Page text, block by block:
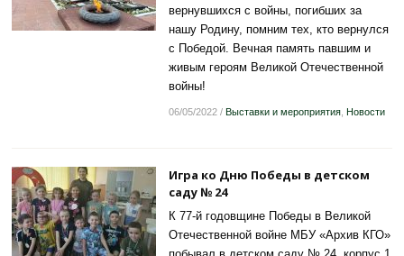
вернувшихся с войны, погибших за
нашу Родину, помним тех, кто вернулся
с Победой. Вечная память павшим и
живым героям Великой Отечественной
войны!
06/05/2022/ Выставки и мероприятия, Новости
Игра ко Дню Победы в детском
саду № 24
К 77-й годовщине Победы в Великой
Отечественной войне МБУ «Архив КГО»